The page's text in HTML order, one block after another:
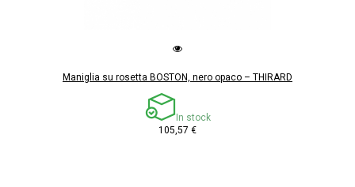
Maniglia su rosetta BOSTON, nero opaco – THIRARD
In stock
105,57 €